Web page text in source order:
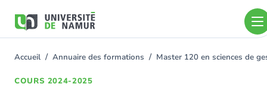
contenu
You
Accueil Annuaire des formations Master 120 en sciences de
COURS 2024-2025